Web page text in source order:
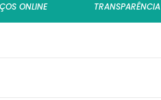
ONLINE TRANSPARÊNCIA